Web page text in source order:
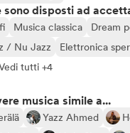
sono disposti ad
Musica classica
Dream
/ Nu Jazz
Elettronica
tutti +4
musica simile a...
Yazz Ahmed